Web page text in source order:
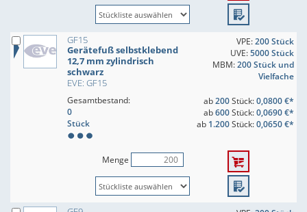
GF15
Gerätefuß selbstklebend
12,7 mm zylindrisch
schwarz
EVE: GF15
VPE:200 Stück
UVE:5000 Stück
MBM:200 Stück und
Vielfache
Gesamtbestand:
0
Stück
ab200Stück:0,0800 €*
ab600Stück:0,0690 €*
ab 1.200Stück:0,0650 €*
Menge